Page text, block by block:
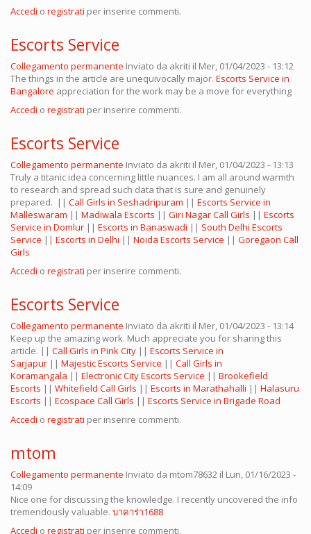
Accedi o registrati per inserire commenti.
Escorts Service
Collegamento permanente Inviato da akriti il Mer, 01/04/2023 - 13:12
The things in the article are unequivocally major. Escorts Service in
Bangalore appreciation for the work may be a move for everything
Accedi o registrati per inserire commenti.
Escorts Service
Collegamento permanente Inviato da akriti il Mer, 01/04/2023 - 13:13
Truly a titanic idea concerning little nuances. I am all around warmth
to research and spread such data that is sure and genuinely
prepared. || Call Girls in Seshadripuram || Escorts Service in
Malleswaram || Madiwala Escorts || Giri Nagar Call Girls || Escorts
Service in Domlur || Escorts in Banaswadi || South Delhi Escorts
Service || Escorts in Delhi || Noida Escorts Service || Goregaon Call
Girls
Accedi o registrati per inserire commenti.
Escorts Service
Collegamento permanente Inviato da akriti il Mer, 01/04/2023 - 13:14
Keep up the amazing work. Much appreciate you for sharing this
article. || Call Girls in Pink City || Escorts Service in
Sarjapur || Majestic Escorts Service || Call Girls in
Koramangala || Electronic City Escorts Service || Brookefield
Escorts || Whitefield Call Girls || Escorts in Marathahalli || Halasuru
Escorts || Ecospace Call Girls || Escorts Service in Brigade Road
Accedi o registrati per inserire commenti.
mtom
Collegamento permanente Inviato da mtom78632 il Lun, 01/16/2023 -
14:09
Nice one for discussing the knowledge. I recently uncovered the info
tremendously valuable. บาคาร่า1688
Accedi o registrati per inserire commenti.